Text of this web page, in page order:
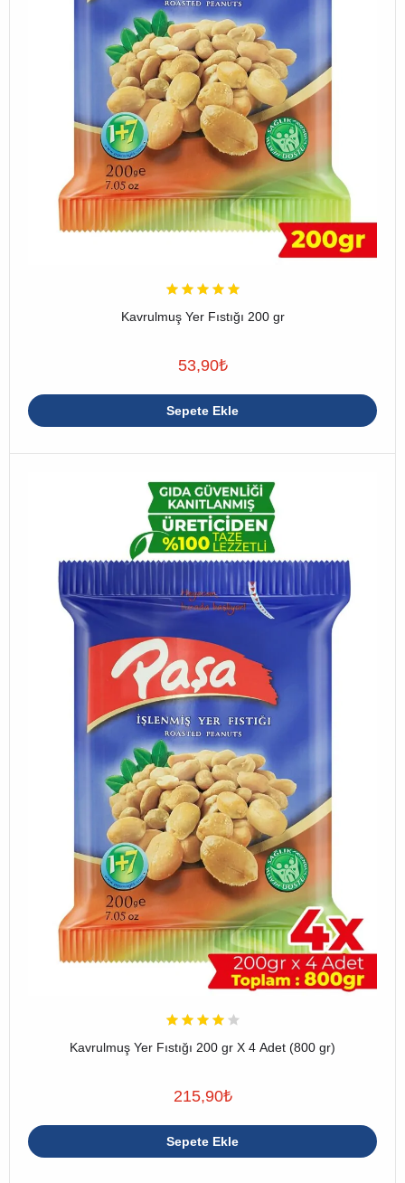
Kavrulmuş Yer Fıstığı 200 gr
53,90₺
Sepete Ekle
Kavrulmuş Yer Fıstığı 200 gr X 4 Adet (800 gr)
215,90₺
Sepete Ekle